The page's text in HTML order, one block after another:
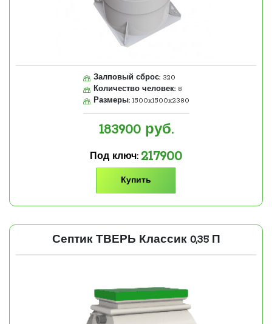
Залповый сброс: 320
Количество человек: 8
Размеры: 1500x1500x2380
183900 руб.
Под ключ: 217900
Купить
Септик ТВЕРЬ Классик 0,35 П